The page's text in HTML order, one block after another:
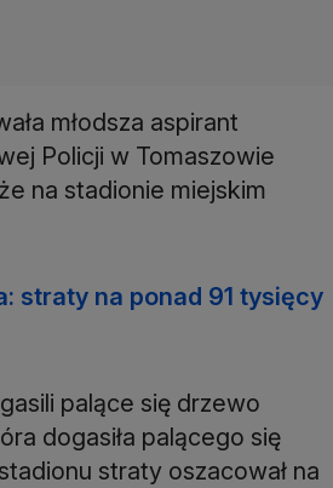
młodsza aspirant
Policji w Tomaszowie
na stadionie miejskim
straty na ponad 91 tysięcy
palące się drzewo
dogasiła palącego się
straty oszacował na